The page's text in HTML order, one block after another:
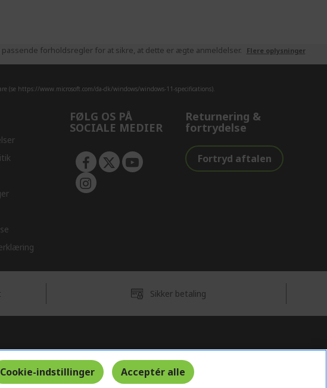
forholdsregler for at sikre, at dette er ægte anmeldelser. Flere oplysninger
(se https://www.microsoft.com/da-dk/windows/windows-11-specifications).
FØLG OS PÅ
SOCIALE MEDIER
Returnering &
fortrydelse
Fortryd aftalen
Sikker betaling
Danmark
Cookie-indstillinger Acceptér alle